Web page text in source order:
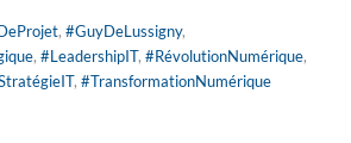
, #GuyDeLussigny,
, #LeadershipIT, #RévolutionNumérique,
, #TransformationNumérique